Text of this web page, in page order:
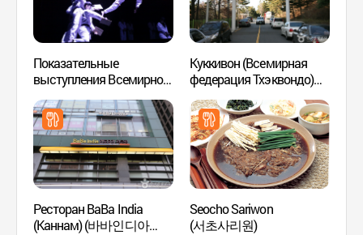
Показательные
выступления Всемирной
Федерации Тхэквондо
Куккивон: 'Great
Taekwondo - Великое
боевое искусство Кореи -
Воин месяца' (국기원
태권도 시범단 상설공연:
'Great Taekwondo - 달의
무사')
Куккивон (Всемирная
федерация Тхэквондо)
(국기원(세계태권도본부))
Ресторан BaBa India
(Каннам) (바바인디아
Seocho Sariwon
(서초사리원)